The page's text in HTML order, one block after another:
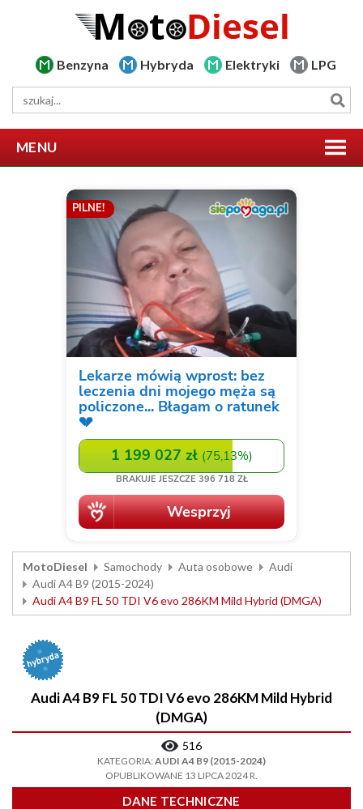
Benzyna Hybryda Elektryki LPG
MENU
MotoDiesel Samochody Auta osobowe
Audi
Audi A4 B9 (2015-2024)
Audi A4 B9 FL 50 TDI V6 evo 286KM Mild Hybrid (DMGA)
Audi A4 B9 FL 50 TDI V6 evo 286KM Mild Hybrid
(DMGA)
516
KATEGORIA: AUDI A4 B9 (2015-2024)
OPUBLIKOWANE 13 LIPCA 2024 R.
DANE TECHNICZNE